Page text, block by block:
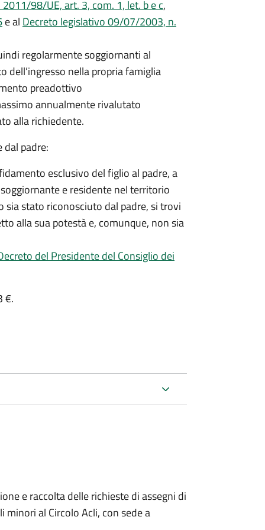
98/UE, art. 3, com. 1, let. b e c,
e al Decreto legislativo 09/07/2003, n.
regolarmente soggiornanti al
nella propria famiglia
preadottivo
annualmente rivalutato
alla richiedente.
dal padre:
esclusivo del figlio al padre, a
e residente nel territorio
stato riconosciuto dal padre, si trovi
alla sua potestà e, comunque, non sia
del Presidente del Consiglio dei
€.
e raccolta delle richieste di assegni di
al Circolo Acli, con sede a